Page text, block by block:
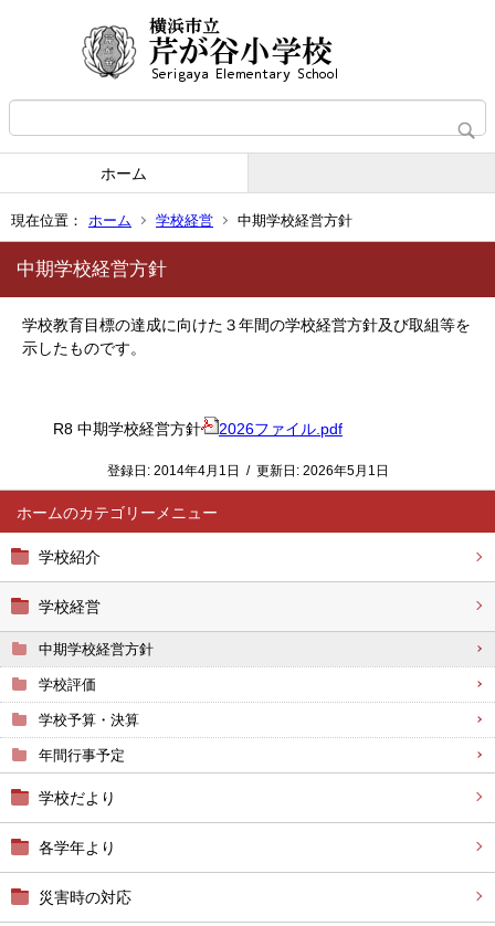
ホーム
現在位置： ホーム 学校経営 中期学校経営方針
ホーム
学校紹介
学校経営
中期学校経営方針
学校評価
学校予算・決算
年間行事予定
学校だより
各学年より
災害時の対応
中期学校経営方針
学校教育目標の達成に向けた３年間の学校経営方針及び取組等を
示したものです。
R8 中期学校経営方針 2026ファイル.pdf
登録日: 2014年4月1日 / 更新日: 2026年5月1日